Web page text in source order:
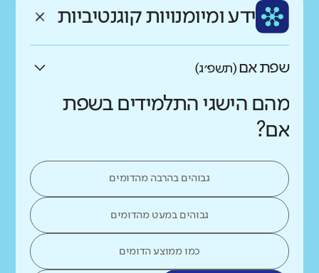
עברית ותיק
נמוך ידע ומיומנויות קוגנטיביות
שפת אם(תשפ״ג)
מהם הישגי התלמידים בשפת
אם?
גבוהים בהרבה מהדומים
גבוהים במעט מהדומים
כמו ממוצע הדומים